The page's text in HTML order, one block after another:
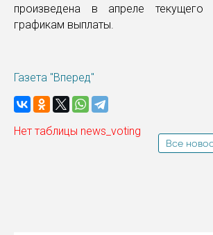
произведена в апреле текущего
графикам выплаты.
Газета "Вперед"
Нет таблицы news_voting
Все